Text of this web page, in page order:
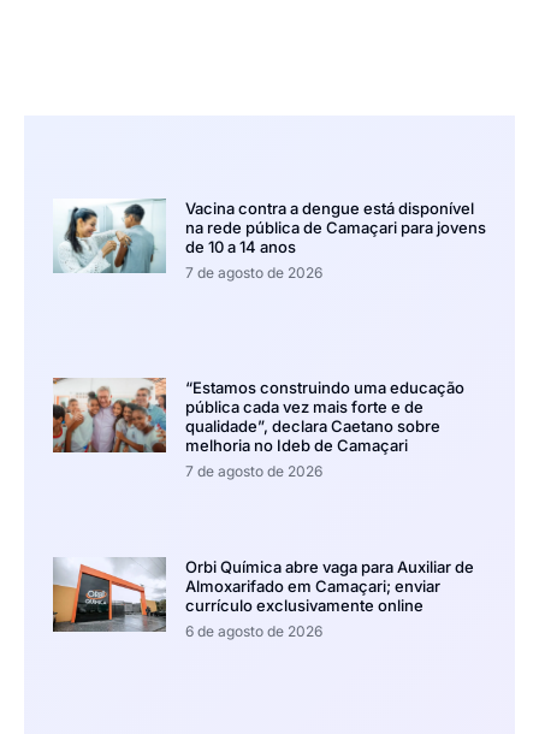
Vacina contra a dengue está disponível
na rede pública de Camaçari para jovens
de 10 a 14 anos
7 de agosto de 2026
“Estamos construindo uma educação
pública cada vez mais forte e de
qualidade”, declara Caetano sobre
melhoria no Ideb de Camaçari
7 de agosto de 2026
Orbi Química abre vaga para Auxiliar de
Almoxarifado em Camaçari; enviar
currículo exclusivamente online
6 de agosto de 2026